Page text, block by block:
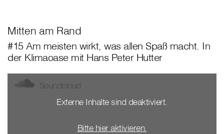
Mitten am Rand
#15 Am meisten wirkt, was allen Spaß macht. In
der Klimaoase mit Hans Peter Hutter
Soundcloud
Externe Inhalte sind deaktiviert.
Bitte hier aktivieren.